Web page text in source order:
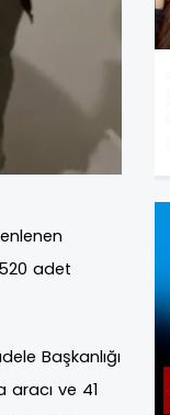
adet
Başkanlığı
aracı ve 41